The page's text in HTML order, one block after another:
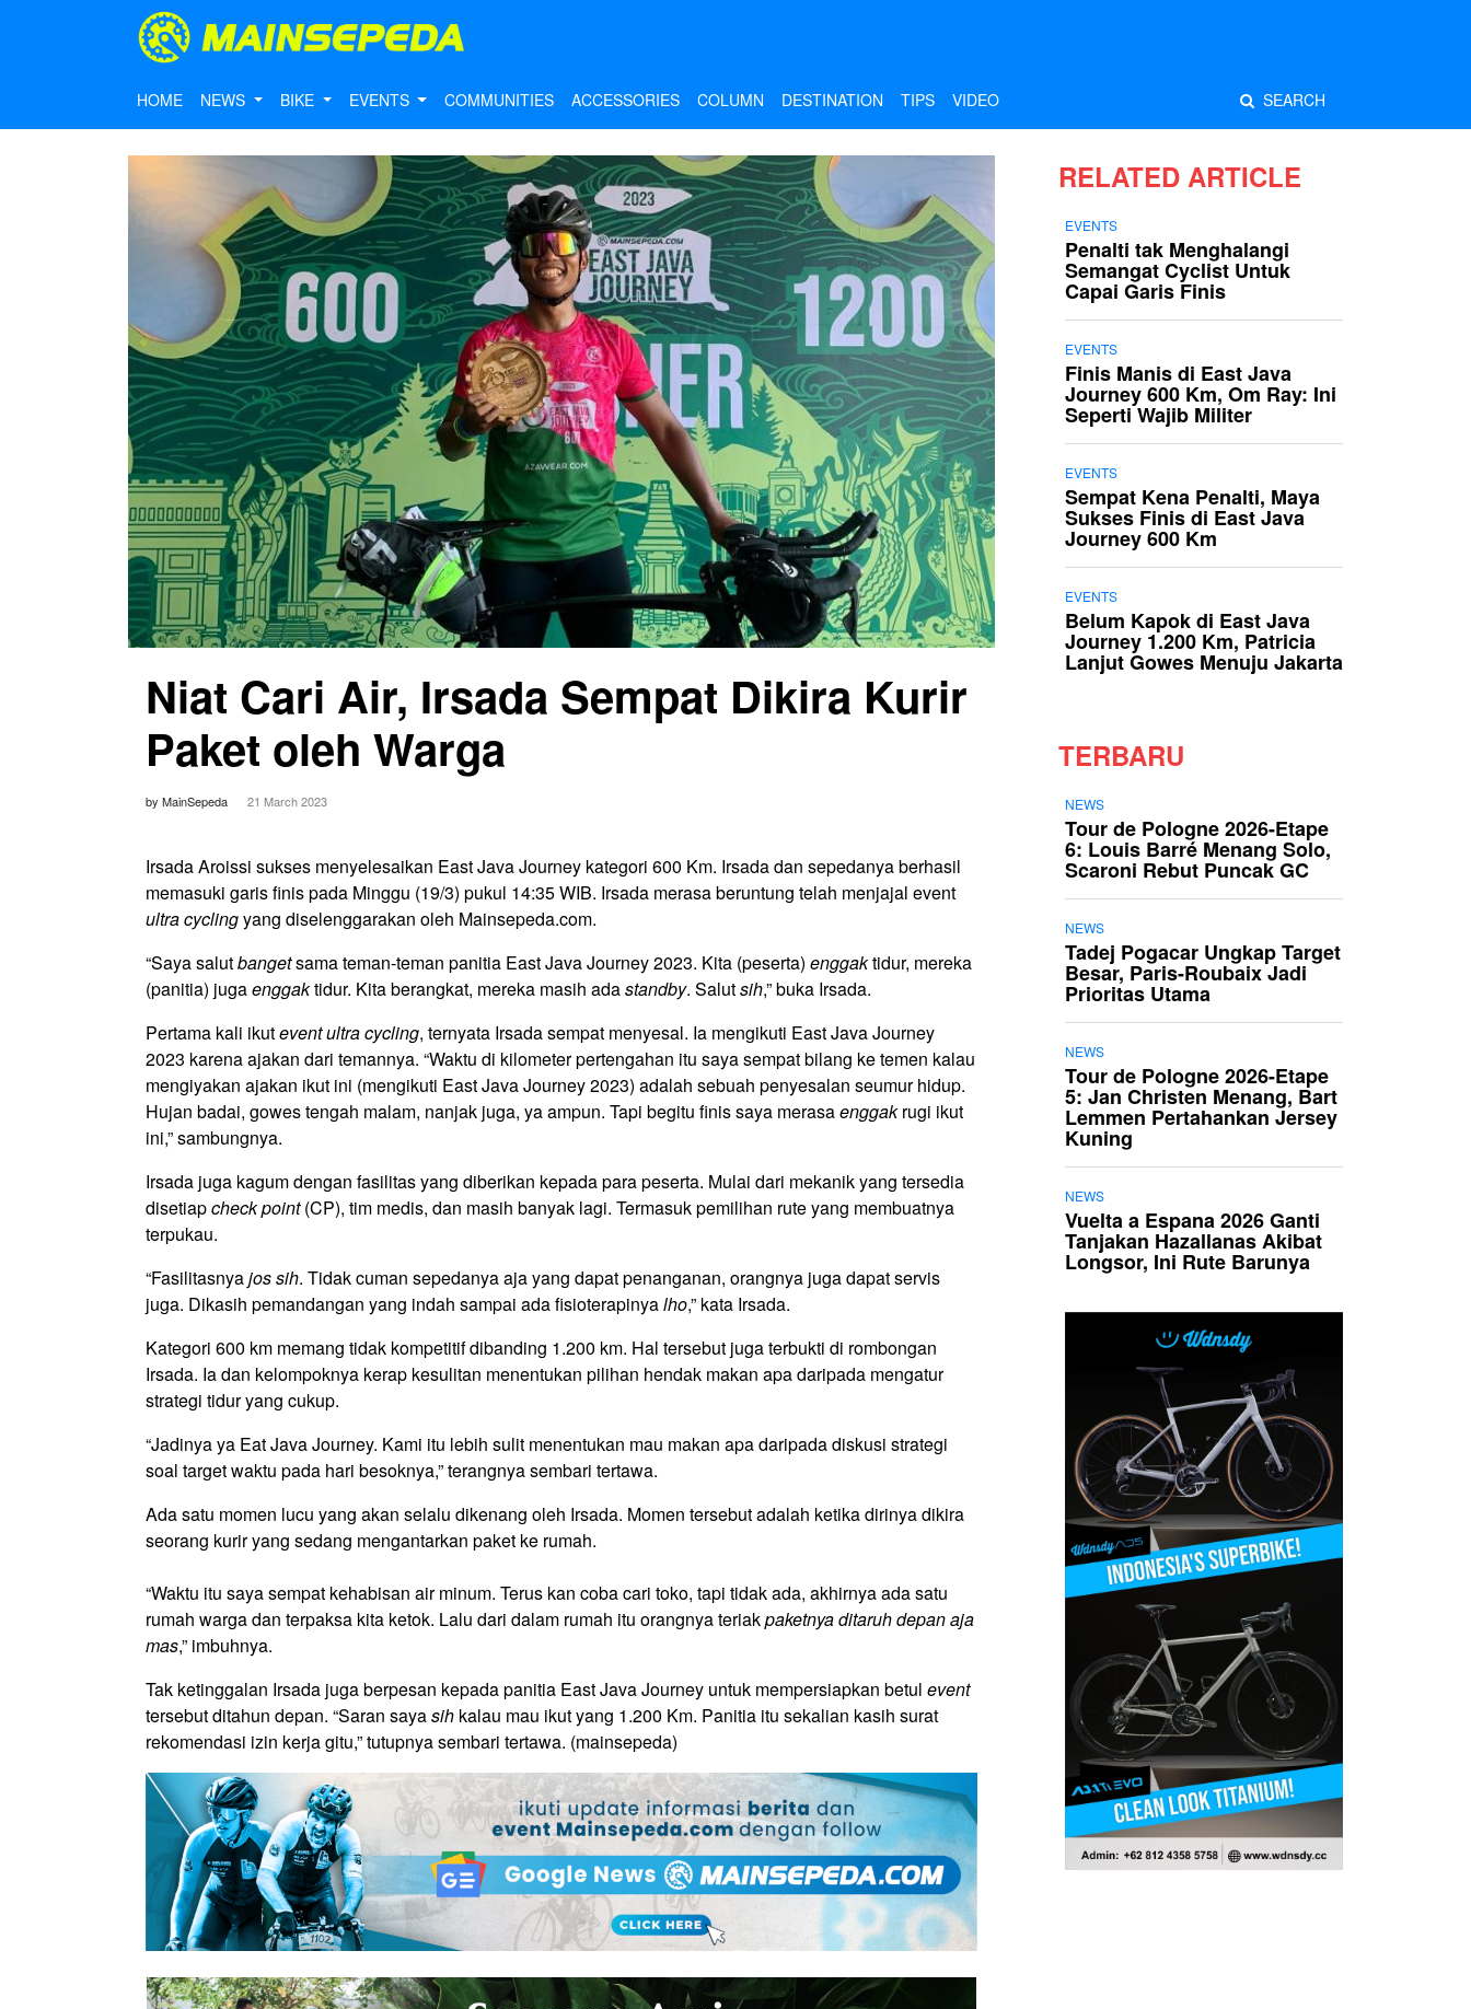
HOME NEWS BIKE EVENTS COMMUNITIES ACCESSORIES COLUMN DESTINATION TIPS VIDEO SEARCH
Niat Cari Air, Irsada Sempat Dikira Kurir
Paket oleh Warga
by MainSepeda 21 March 2023
Irsada Aroissi sukses menyelesaikan East Java Journey kategori 600 Km. Irsada dan sepedanya berhasil
memasuki garis finis pada Minggu (19/3) pukul 14:35 WIB. Irsada merasa beruntung telah menjajal event
ultra cyclingyang diselenggarakan oleh Mainsepeda.com.
“Saya salutbangetsama teman-teman panitia East Java Journey 2023. Kita (peserta) enggaktidur, mereka
(panitia) jugaenggaktidur. Kita berangkat, mereka masih adastandby. Salutsih,” buka Irsada.
Pertama kali ikutevent ultra cycling, ternyata Irsada sempat menyesal. Ia mengikuti East Java Journey
2023 karena ajakan dari temannya. “Waktu di kilometer pertengahan itu saya sempat bilang ke temen kalau
mengiyakan ajakan ikut ini (mengikuti East Java Journey 2023) adalah sebuah penyesalan seumur hidup.
Hujan badai, gowes tengah malam, nanjak juga, ya ampun. Tapi begitu finis saya merasaenggakrugi ikut
ini,” sambungnya.
Irsada juga kagum dengan fasilitas yang diberikan kepada para peserta. Mulai dari mekanik yang tersedia
disetiapcheck point(CP), tim medis, dan masih banyak lagi. Termasuk pemilihan rute yang membuatnya
terpukau.
“Fasilitasnyajossih. Tidak cuman sepedanya aja yang dapat penanganan, orangnya juga dapat servis
juga. Dikasih pemandangan yang indah sampai ada fisioterapinyalho,” kata Irsada.
Kategori 600 km memang tidak kompetitif dibanding 1.200 km. Hal tersebut juga terbukti di rombongan
Irsada. Ia dan kelompoknya kerap kesulitan menentukan pilihan hendak makan apa daripada mengatur
strategi tidur yang cukup.
“Jadinya ya Eat Java Journey. Kami itu lebih sulit menentukan mau makan apa daripada diskusi strategi
soal target waktu pada hari besoknya,” terangnya sembari tertawa.
Ada satu momen lucu yang akan selalu dikenang oleh Irsada. Momen tersebut adalah ketika dirinya dikira
seorang kurir yang sedang mengantarkan paket ke rumah.
“Waktu itu saya sempat kehabisan air minum. Terus kan coba cari toko, tapi tidak ada, akhirnya ada satu
rumah warga dan terpaksa kita ketok. Lalu dari dalam rumah itu orangnya teriakpaketnya ditaruh depan aja
mas,” imbuhnya.
Tak ketinggalan Irsada juga berpesan kepada panitia East Java Journey untuk mempersiapkan betul event
tersebut ditahun depan. “Saran sayasih kalau mau ikut yang 1.200 Km. Panitia itu sekalian kasih surat
rekomendasi izin kerja gitu,” tutupnya sembari tertawa. (mainsepeda)
RELATED ARTICLE
EVENTS
Penalti tak Menghalangi
Semangat Cyclist Untuk
Capai Garis Finis
EVENTS
Finis Manis di East Java
Journey 600 Km, Om Ray: Ini
Seperti Wajib Militer
EVENTS
Sempat Kena Penalti, Maya
Sukses Finis di East Java
Journey 600 Km
EVENTS
Belum Kapok di East Java
Journey 1.200 Km, Patricia
Lanjut Gowes Menuju Jakarta
TERBARU
NEWS
Tour de Pologne 2026-Etape
6: Louis Barré Menang Solo,
Scaroni Rebut Puncak GC
NEWS
Tadej Pogacar Ungkap Target
Besar, Paris-Roubaix Jadi
Prioritas Utama
NEWS
Tour de Pologne 2026-Etape
5: Jan Christen Menang, Bart
Lemmen Pertahankan Jersey
Kuning
NEWS
Vuelta a Espana 2026 Ganti
Tanjakan Hazallanas Akibat
Longsor, Ini Rute Barunya